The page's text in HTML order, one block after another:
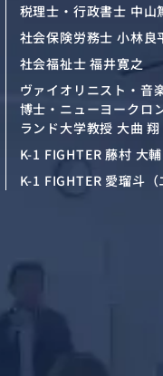
税理士・行政書士 中山
社会保険労務士 小林良
社会福祉士 福井寛之
ヴァイオリニスト・音
博士・ニューヨークロ
ランド大学教授 大曲 翔
K-1 FIGHTER 藤村 大輔
K-1 FIGHTER 愛瑠斗（